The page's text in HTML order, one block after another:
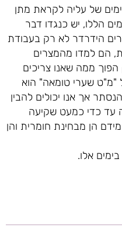
של עליה לקראת מתן
הללו, יש כנגדו דבר
הידרדר לא רק בעבודת
הם למדו מהמצרים
הפוך ממה שאנו צריכים
"מ"ט שערי טומאה" הוא
אך אנו יכולים להבין
עד כדי כמעט שקיעה
הן מבחינת חומרית והן
אלו.